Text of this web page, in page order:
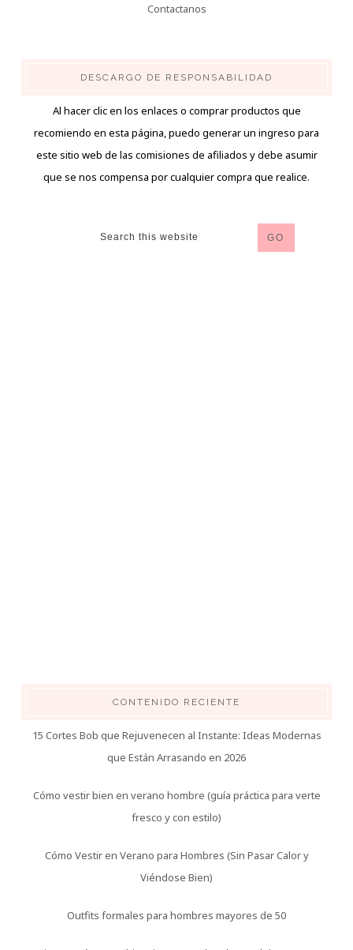
Contactanos
DESCARGO DE RESPONSABILIDAD
Al hacer clic en los enlaces o comprar productos que
recomiendo en esta página, puedo generar un ingreso para
este sitio web de las comisiones de afiliados y debe asumir
que se nos compensa por cualquier compra que realice.
CONTENIDO RECIENTE
15 Cortes Bob que Rejuvenecen al Instante: Ideas Modernas
que Están Arrasando en 2026
Cómo vestir bien en verano hombre (guía práctica para verte
fresco y con estilo)
Cómo Vestir en Verano para Hombres (Sin Pasar Calor y
Viéndose Bien)
Outfits formales para hombres mayores de 50